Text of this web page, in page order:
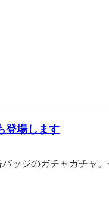
登場します
ッジのガチャガチャ